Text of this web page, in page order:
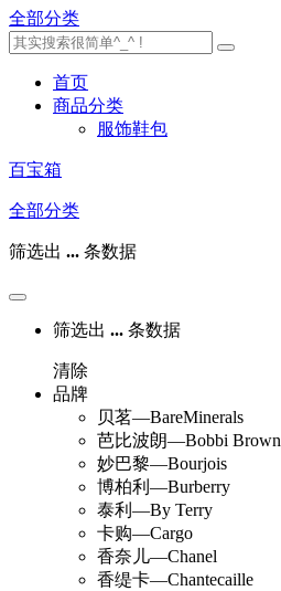
全部分类
首页
商品分类
服饰鞋包
百宝箱
全部分类
筛选出 ... 条数据
筛选出 ... 条数据
清除
品牌
贝茗—BareMinerals
芭比波朗—Bobbi Brown
妙巴黎—Bourjois
博柏利—Burberry
泰利—By Terry
卡购—Cargo
香奈儿—Chanel
香缇卡—Chantecaille